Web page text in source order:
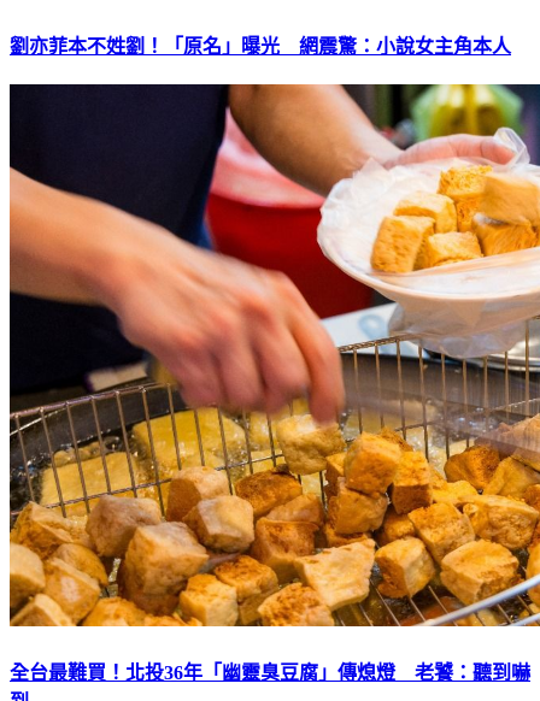
劉亦菲本不姓劉！「原名」曝光 網震驚：小說女主角本人
全台最難買！北投36年「幽靈臭豆腐」傳熄燈 老饕：聽到嚇